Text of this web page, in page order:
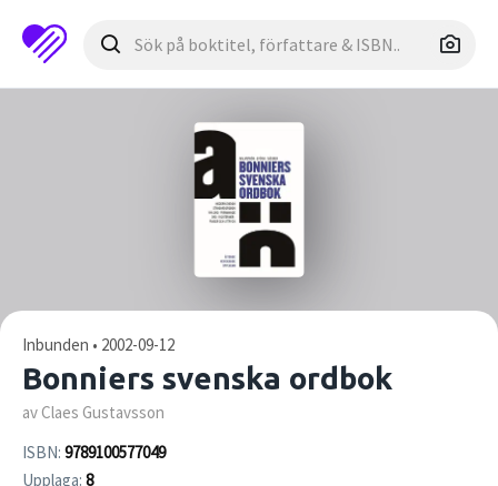
Inbunden • 2002-09-12
Bonniers svenska ordbok
av Claes Gustavsson
ISBN: 9789100577049
Upplaga: 8